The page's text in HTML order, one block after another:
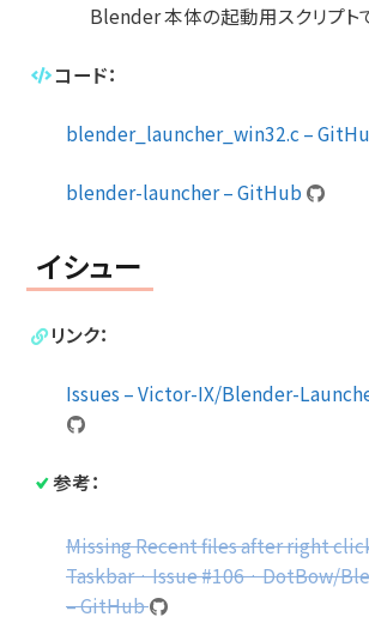
Blender 本体の起動用スクリプト
コード：
blender_launcher_win32.c –
blender-launcher – GitHub
イシュー
リンク：
Issues – Victor-IX/Blender-
参考：
Missing Recent files after right
Taskbar · Issue #106 · DotBow/
– GitHub